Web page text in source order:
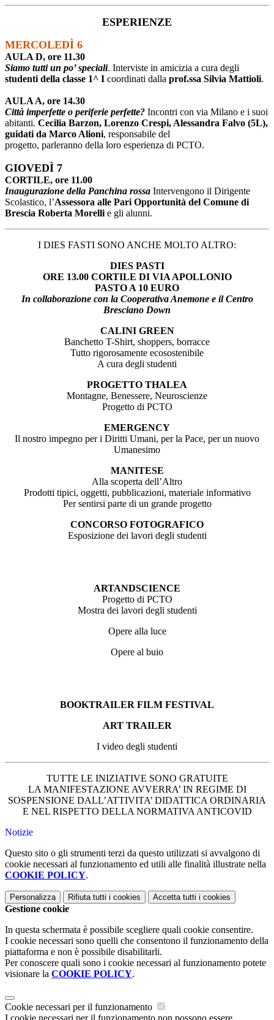
ESPERIENZE
MERCOLEDÌ 6
AULA D, ore 11.30
Siamo tutti un po’ speciali. Interviste in amicizia a cura degli
studenti della classe 1^ I coordinati dalla prof.ssa Silvia Mattioli.
AULA A, ore 14.30
Città imperfette o periferie perfette? Incontri con via Milano e i suoi
abitanti. Cecilia Barzon, Lorenzo Crespi, Alessandra Falvo (5L),
guidati da Marco Alioni, responsabile del
progetto, parleranno della loro esperienza di PCTO.
GIOVEDÌ 7
CORTILE, ore 11.00
Inaugurazione della Panchina rossa Intervengono il Dirigente
Scolastico, l’Assessora alle Pari Opportunità del Comune di
Brescia Roberta Morelli e gli alunni.
I DIES FASTI SONO ANCHE MOLTO ALTRO:
DIES PASTI
ORE 13.00 CORTILE DI VIA APOLLONIO
PASTO A 10 EURO
In collaborazione con la Cooperativa Anemone e il Centro
Bresciano Down
CALINI GREEN
Banchetto T-Shirt, shoppers, borracce
Tutto rigorosamente ecosostenibile
A cura degli studenti
PROGETTO THALEA
Montagne, Benessere, Neuroscienze
Progetto di PCTO
EMERGENCY
Il nostro impegno per i Diritti Umani, per la Pace, per un nuovo
Umanesimo
MANITESE
Alla scoperta dell’Altro
Prodotti tipici, oggetti, pubblicazioni, materiale informativo
Per sentirsi parte di un grande progetto
CONCORSO FOTOGRAFICO
Esposizione dei lavori degli studenti
ARTANDSCIENCE
Progetto di PCTO
Mostra dei lavori degli studenti
Opere alla luce
Opere al buio
BOOKTRAILER FILM FESTIVAL
ART TRAILER
I video degli studenti
TUTTE LE INIZIATIVE SONO GRATUITE
LA MANIFESTAZIONE AVVERRA’ IN REGIME DI
SOSPENSIONE DALL’ATTIVITA’ DIDATTICA ORDINARIA
E NEL RISPETTO DELLA NORMATIVA ANTICOVID
Notizie
Questo sito o gli strumenti terzi da questo utilizzati si avvalgono di
cookie necessari al funzionamento ed utili alle finalità illustrate nella
COOKIE POLICY.
Personalizza Rifiuta tutti i cookies Accetta tutti i cookies
Gestione cookie
In questa schermata è possibile scegliere quali cookie consentire.
I cookie necessari sono quelli che consentono il funzionamento della
piattaforma e non è possibile disabilitarli.
Per conoscere quali sono i cookie necessari al funzionamento potete
visionare la COOKIE POLICY.
Cookie necessari per il funzionamento